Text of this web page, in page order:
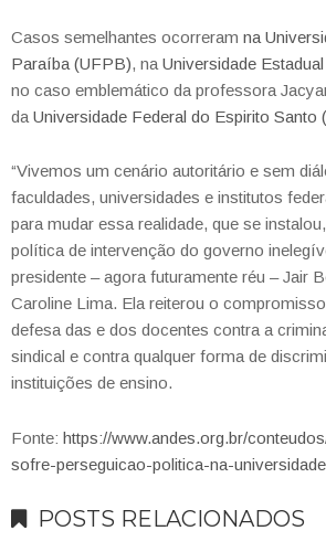
Casos semelhantes ocorreram na
Paraíba (UFPB), na Universidade
no caso emblemático da professora
da Universidade Federal do Espirito Santo
“Vivemos um cenário autoritário e sem
faculdades, universidades e institutos
para mudar essa realidade, que se
política de intervenção do governo
presidente – agora futuramente réu – Jair
Caroline Lima. Ela reiterou o
defesa das e dos docentes contra a
sindical e contra qualquer forma de
instituições de ensino.
Fonte: https://www.andes.org.br/
sofre-perseguicao-politica-na-
POSTS RELACIONADOS